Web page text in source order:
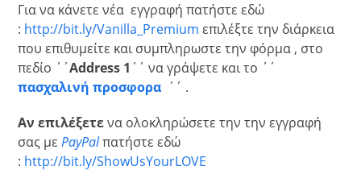
Για να κάνετε νέα εγγραφή πατήστε εδώ
: http://bit.ly/Vanilla_Premium επιλέξτε την διάρκεια
που επιθυμείτε και συμπληρωστε την φόρμα , στο
πεδίο ΄΄Address 1 ΄΄ να γράψετε και το ΄΄
πασχαλινή προσφορα ΄΄ .
Αν επιλέξετενα ολοκληρώσετε την την εγγραφή
σας μεPayPalπατήστε εδώ
: http://bit.ly/ShowUsYourLOVE